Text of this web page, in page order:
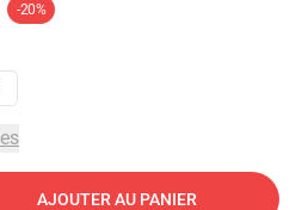
-20%
AJOUTER AU PANIER